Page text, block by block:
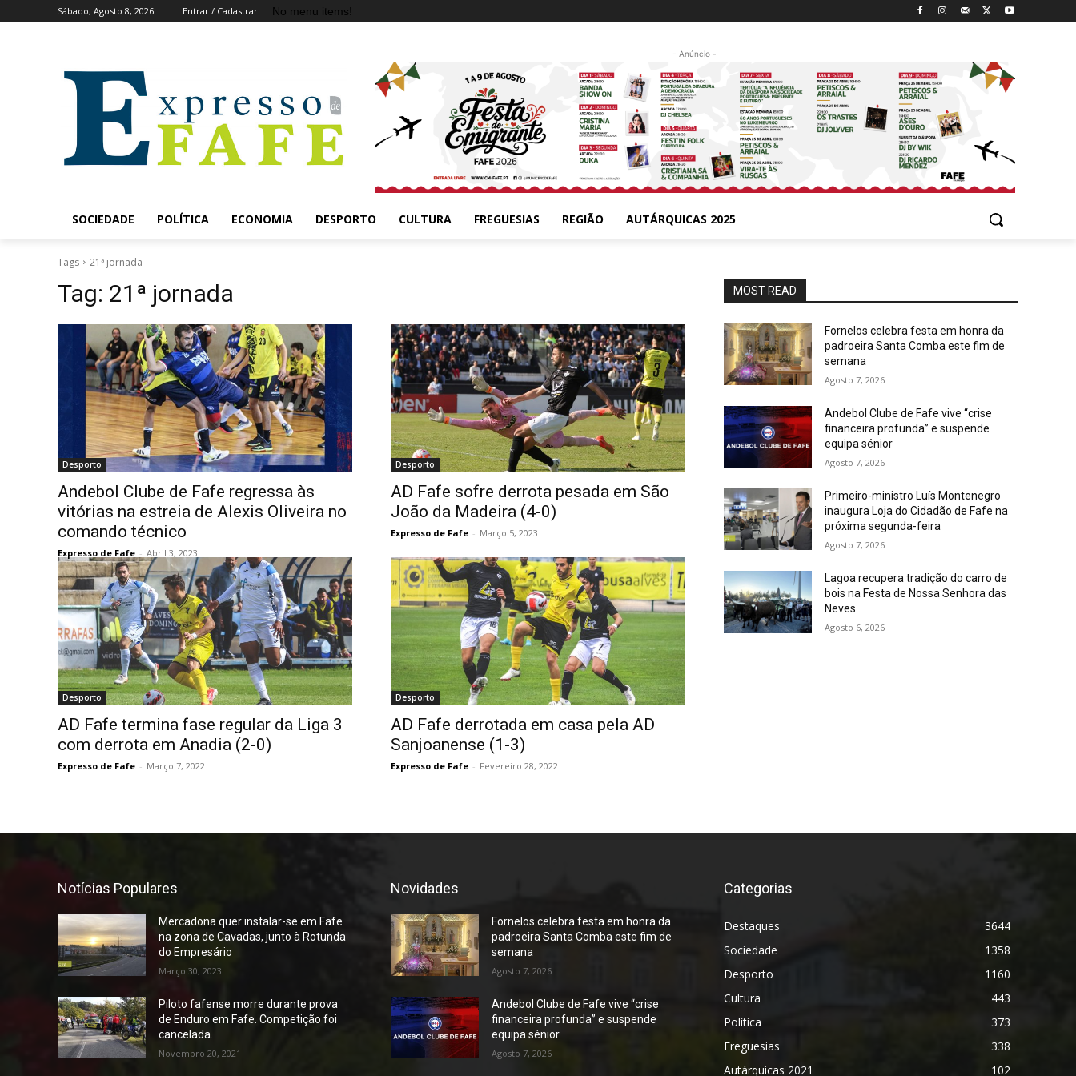
Sábado, Agosto 8, 2026 Entrar / Cadastrar No menu items!
- Anúncio -
SOCIEDADE POLÍTICA ECONOMIA DESPORTO CULTURA FREGUESIAS REGIÃO AUTÁRQUICAS 2025
Tags 21ª jornada
Tag: 21ª jornada
Desporto
Andebol Clube de Fafe regressa às
vitórias na estreia de Alexis Oliveira no
comando técnico
Expresso de Fafe - Abril 3, 2023
Desporto
AD Fafe sofre derrota pesada em São
João da Madeira (4-0)
Expresso de Fafe - Março 5, 2023
Desporto
AD Fafe termina fase regular da Liga 3
com derrota em Anadia (2-0)
Expresso de Fafe - Março 7, 2022
Desporto
AD Fafe derrotada em casa pela AD
Sanjoanense (1-3)
Expresso de Fafe - Fevereiro 28, 2022
MOST READ
Fornelos celebra festa em honra da
padroeira Santa Comba este fim de
semana
Agosto 7, 2026
Andebol Clube de Fafe vive “crise
financeira profunda” e suspende
equipa sénior
Agosto 7, 2026
Primeiro-ministro Luís Montenegro
inaugura Loja do Cidadão de Fafe na
próxima segunda-feira
Agosto 7, 2026
Lagoa recupera tradição do carro de
bois na Festa de Nossa Senhora das
Neves
Agosto 6, 2026
Notícias Populares
Mercadona quer instalar-se em Fafe
na zona de Cavadas, junto à Rotunda
do Empresário
Março 30, 2023
Piloto fafense morre durante prova
de Enduro em Fafe. Competição foi
cancelada.
Novembro 20, 2021
Novidades
Fornelos celebra festa em honra da
padroeira Santa Comba este fim de
semana
Agosto 7, 2026
Andebol Clube de Fafe vive “crise
financeira profunda” e suspende
equipa sénior
Agosto 7, 2026
Categorias
Destaques
3644
Sociedade
1358
Desporto
1160
Cultura
443
Política
373
Freguesias
338
Autárquicas 2021
102